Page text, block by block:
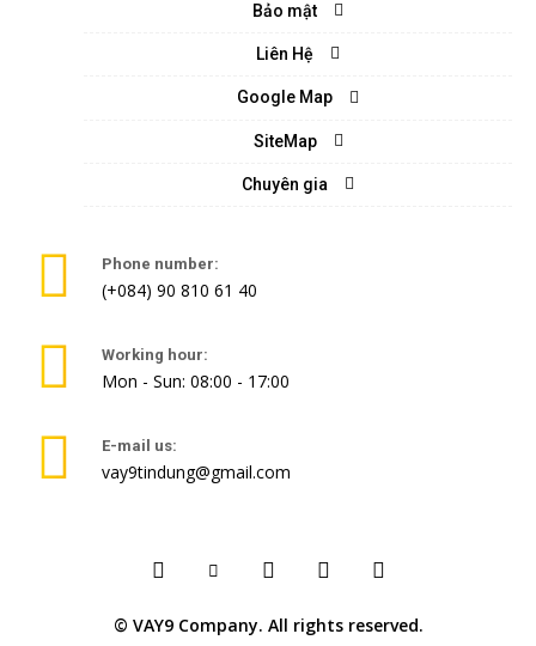
Bảo mật
Liên Hệ
Google Map
SiteMap
Chuyên gia
Phone number:
(+084) 90 810 61 40
Working hour:
Mon - Sun: 08:00 - 17:00
E-mail us:
vay9tindung@gmail.com
© VAY9 Company. All rights reserved.